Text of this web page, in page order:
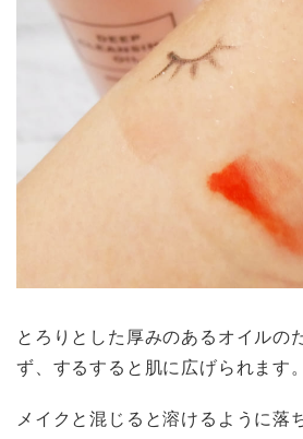
とろりとした厚みのあるオイルの
ず、するすると肌に広げられます。
メイクと混じると溶けるように落